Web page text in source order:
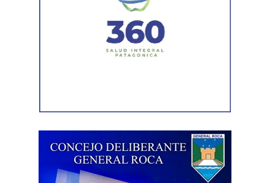
Desde la organización se invita a directivos y docentes
de escuelas secundarias de la región a coordinar la
participación de sus cursos mediante un formulario de
inscripción, con el fin de organizar recorridos y franjas
acompañar a quienes deseen realizar la preinscripción a
alguna de las carreras de la Universidad.
Entre las propuestas académicas que estarán